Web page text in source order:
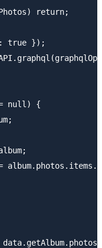
return;
true });
null) {